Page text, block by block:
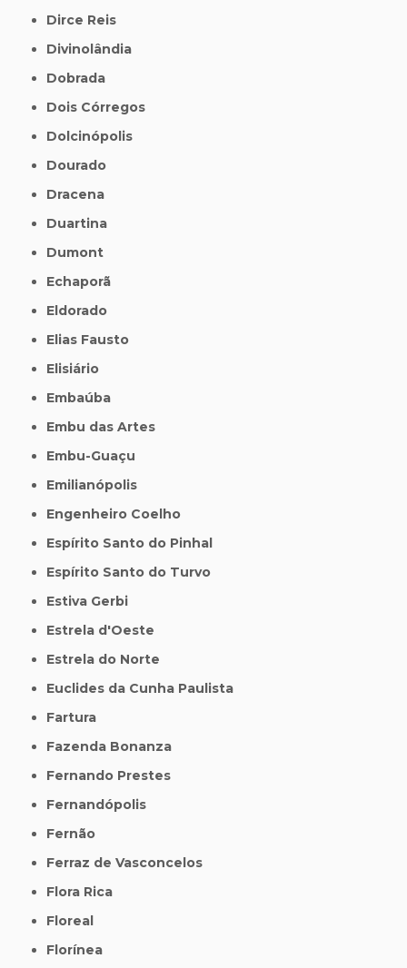
Dirce Reis
Divinolândia
Dobrada
Dois Córregos
Dolcinópolis
Dourado
Dracena
Duartina
Dumont
Echaporã
Eldorado
Elias Fausto
Elisiário
Embaúba
Embu das Artes
Embu-Guaçu
Emilianópolis
Engenheiro Coelho
Espírito Santo do Pinhal
Espírito Santo do Turvo
Estiva Gerbi
Estrela d'Oeste
Estrela do Norte
Euclides da Cunha Paulista
Fartura
Fazenda Bonanza
Fernando Prestes
Fernandópolis
Fernão
Ferraz de Vasconcelos
Flora Rica
Floreal
Florínea